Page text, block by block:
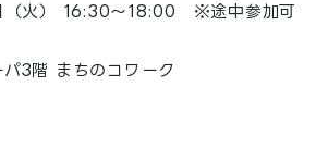
（火） 16:30〜18:00 ※途中参加可
パ3階 まちのコワーク